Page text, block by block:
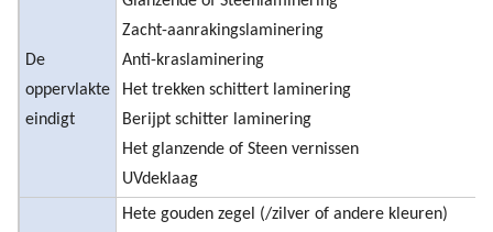
De
oppervlakte
eindigt
Zacht-aanrakingslaminering
Anti-kraslaminering
Het trekken schittert laminering
Berijpt schitter laminering
Het glanzende of Steen vernissen
UVdeklaag
Hete gouden zegel (/zilver of andere kleuren)